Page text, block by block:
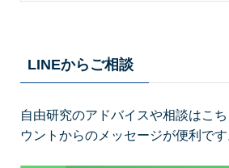
LINEからご相談
自由研究のアドバイスや相談はこ
ウントからのメッセージが便利です